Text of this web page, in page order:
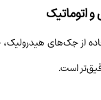
اتوماتیک
از جک‌های هیدرولیک،
است.